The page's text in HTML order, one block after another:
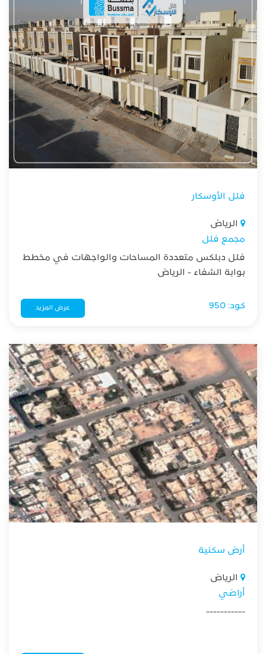
فلل الأوسكار
الرياض
مجمع فلل
فلل دبلكس متعددة المساحات والواجهات في مخطط
بوابة الشفاء - الرياض
كود: 950 عرض المزيد
أرض سكنية
الرياض
أراضي
-----------